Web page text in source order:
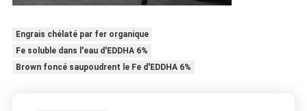
Engrais chélaté par fer organique
Fe soluble dans l'eau d'EDDHA 6%
Brown foncé saupoudrent le Fe d'EDDHA 6%